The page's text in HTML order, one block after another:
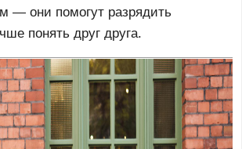
— они помогут разрядить
понять друг друга.